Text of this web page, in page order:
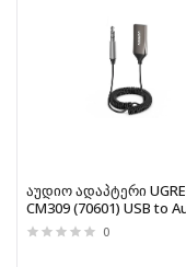
აუდიო ადაპტერი
CM309 (70601) USB to
Bluetooth 5.0 Receiver
Adapter Black
0